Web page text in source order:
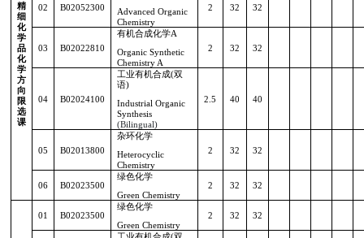
精
细
化
学
品
化
学
方
向
限
选
课
02 B02052300
Advanced Organic
Chemistry
2 32 32
03 B02022810
有机合成化学A
Organic Synthetic
Chemistry A
2 32 32
04 B02024100
工业有机合成(双
语)
Industrial Organic
Synthesis
(Bilingual)
2.5 40 40
05 B02013800
杂环化学
Heterocyclic
Chemistry
2 32 32
06 B02023500
绿色化学
Green Chemistry
2 32 32
01 B02023500
绿色化学
Green Chemistry
2 32 32